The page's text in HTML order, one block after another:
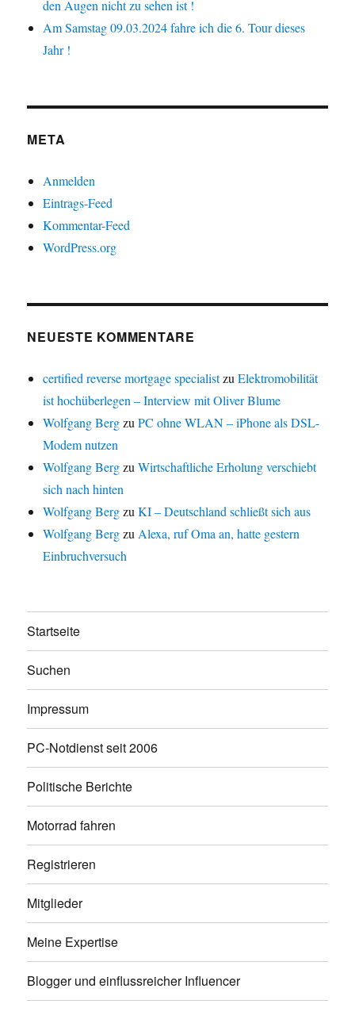
den Augen nicht zu sehen ist !
Am Samstag 09.03.2024 fahre ich die 6. Tour dieses
Jahr !
META
Anmelden
Eintrags-Feed
Kommentar-Feed
WordPress.org
NEUESTE KOMMENTARE
certified reverse mortgage specialistzuElektromobilität
ist hochüberlegen – Interview mit Oliver Blume
Wolfgang BergzuPC ohne WLAN – iPhone als DSL-
Modem nutzen
Wolfgang BergzuWirtschaftliche Erholung verschiebt
sich nach hinten
Wolfgang BergzuKI – Deutschland schließt sich aus
Wolfgang Bergzu Alexa, ruf Oma an, hatte gestern
Einbruchversuch
Startseite
Suchen
Impressum
PC-Notdienst seit 2006
Politische Berichte
Motorrad fahren
Registrieren
Mitglieder
Meine Expertise
Blogger und einflussreicher Influencer